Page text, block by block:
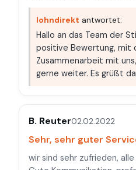
lohndirekt antwortet:
Hallo an das Team der
positive Bewertung, mit
Zusammenarbeit mit
gerne weiter. Es grüßt
B. Reuter02.02.2022
Sehr, sehr guter
wir sind sehr zufrieden,